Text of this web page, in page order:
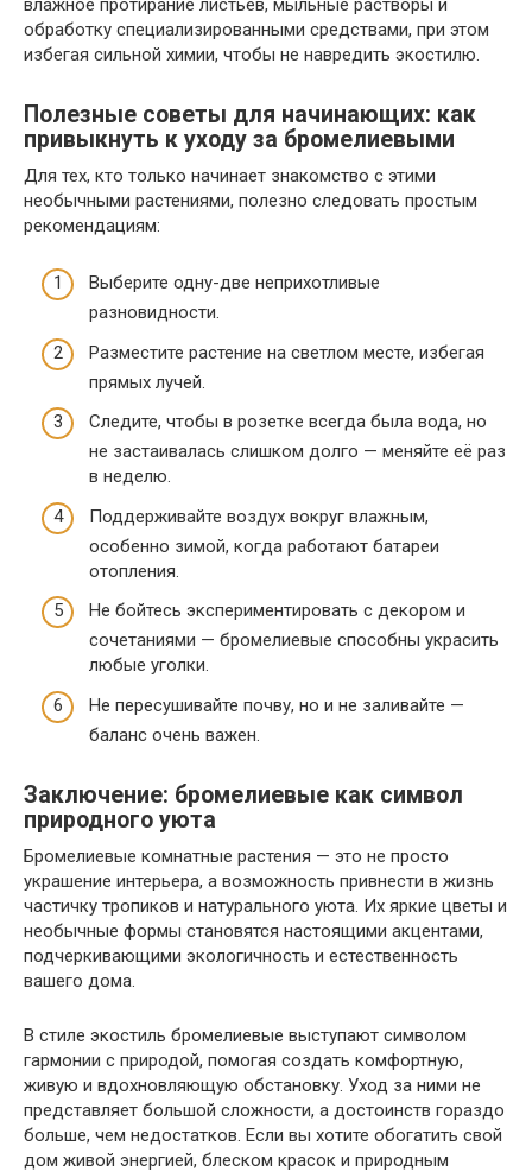
влажное протирание листьев, мыльные растворы и
обработку специализированными средствами, при этом
избегая сильной химии, чтобы не навредить экостилю.
Полезные советы для начинающих: как
привыкнуть к уходу за бромелиевыми
Для тех, кто только начинает знакомство с этими
необычными растениями, полезно следовать простым
рекомендациям:
Выберите одну-две неприхотливые
разновидности.
Разместите растение на светлом месте, избегая
прямых лучей.
Следите, чтобы в розетке всегда была вода, но
не застаивалась слишком долго — меняйте её раз
в неделю.
Поддерживайте воздух вокруг влажным,
особенно зимой, когда работают батареи
отопления.
Не бойтесь экспериментировать с декором и
сочетаниями — бромелиевые способны украсить
любые уголки.
Не пересушивайте почву, но и не заливайте —
баланс очень важен.
Заключение: бромелиевые как символ
природного уюта
Бромелиевые комнатные растения — это не просто
украшение интерьера, а возможность привнести в жизнь
частичку тропиков и натурального уюта. Их яркие цветы и
необычные формы становятся настоящими акцентами,
подчеркивающими экологичность и естественность
вашего дома.
В стиле экостиль бромелиевые выступают символом
гармонии с природой, помогая создать комфортную,
живую и вдохновляющую обстановку. Уход за ними не
представляет большой сложности, а достоинств гораздо
больше, чем недостатков. Если вы хотите обогатить свой
дом живой энергией, блеском красок и природным